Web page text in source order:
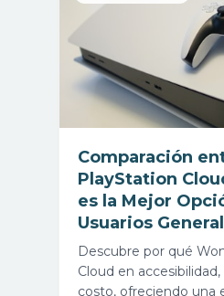
Comparación
PlayStation
es la Mejor
Usuarios
Descubre por qué
Cloud en
costo, ofreciendo una